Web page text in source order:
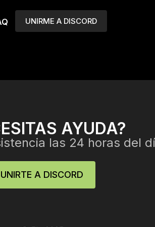
UNIRME A DISCORD
AYUDA?
las 24 horas del
UNIRTE A DISCORD